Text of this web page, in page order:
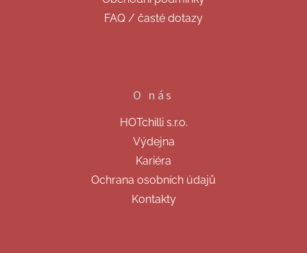
FAQ / časté dotazy
O nás
HOTchilli s.r.o.
Výdejna
Kariéra
Ochrana osobních údajů
Kontakty